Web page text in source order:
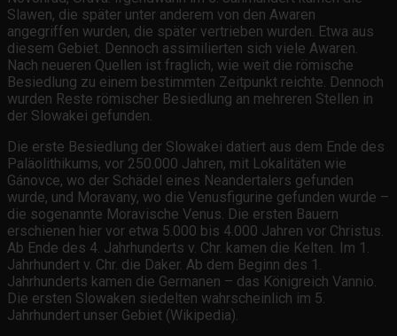
Slawen, die später unter anderem von den Awaren
angegriffen wurden, die später vertrieben wurden. Etwa aus
diesem Gebiet. Dennoch assimilierten sich viele Awaren.
Nach neueren Quellen ist fraglich, wie weit die römische
Besiedlung zu einem bestimmten Zeitpunkt reichte. Dennoch
wurden Reste römischer Besiedlung an mehreren Stellen in
der Slowakei gefunden.
Die erste Besiedlung der Slowakei datiert aus dem Ende des
Paläolithikums, vor 250.000 Jahren, mit Lokalitäten wie
Gánovce, wo der Schädel eines Neandertalers gefunden
wurde, und Moravany, wo die Venusfigurine gefunden wurde –
die sogenannte Moravische Venus. Die ersten Bauern
erschienen hier vor etwa 5.000 bis 4.000 Jahren vor Christus.
Ab Ende des 4. Jahrhunderts v. Chr. kamen die Kelten. Im 1.
Jahrhundert v. Chr. die Daker. Ab dem Beginn des 1.
Jahrhunderts kamen die Germanen – das Königreich Vannio.
Die ersten Slowaken siedelten wahrscheinlich im 5.
Jahrhundert unser Gebiet (Wikipedia).